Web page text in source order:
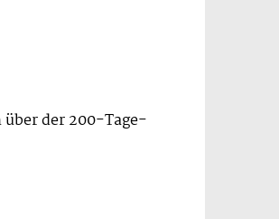
über der 200-Tage-